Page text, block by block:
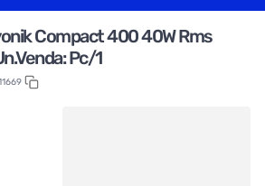
Compact 400 40W Rms
Pc/1